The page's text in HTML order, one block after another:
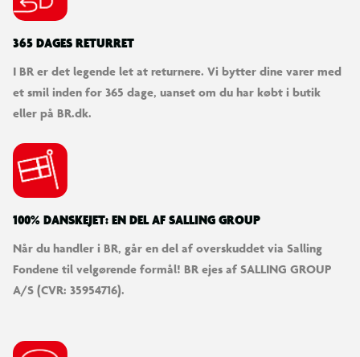
365 DAGES RETURRET
I BR er det legende let at returnere. Vi bytter dine varer med
et smil inden for 365 dage, uanset om du har købt i butik
eller på BR.dk.
100% DANSKEJET: EN DEL AF SALLING GROUP
Når du handler i BR, går en del af overskuddet via Salling
Fondene til velgørende formål! BR ejes af SALLING GROUP
A/S (CVR: 35954716).